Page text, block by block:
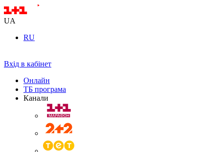
UA
RU
Вхід в кабінет
Онлайн
ТБ програма
Канали